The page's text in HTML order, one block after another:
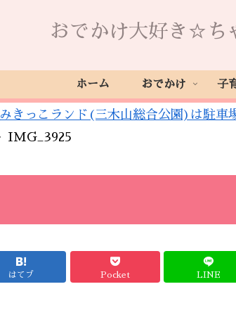
おでかけ大好き☆ち
ホーム おでかけ 子
みきっこランド(三木山総合公園)は駐車
IMG_3925
はてブ Pocket LINE